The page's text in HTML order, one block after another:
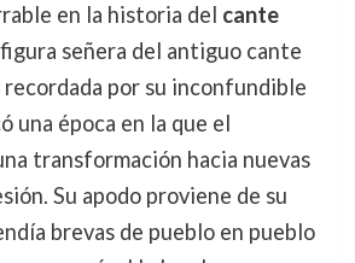
en la historia del cante
señera del antiguo cante
recordada por su inconfundible
una época en la que el
transformación hacia nuevas
Su apodo proviene de su
brevas de pueblo en pueblo